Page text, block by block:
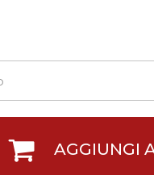
AGGIUNGI